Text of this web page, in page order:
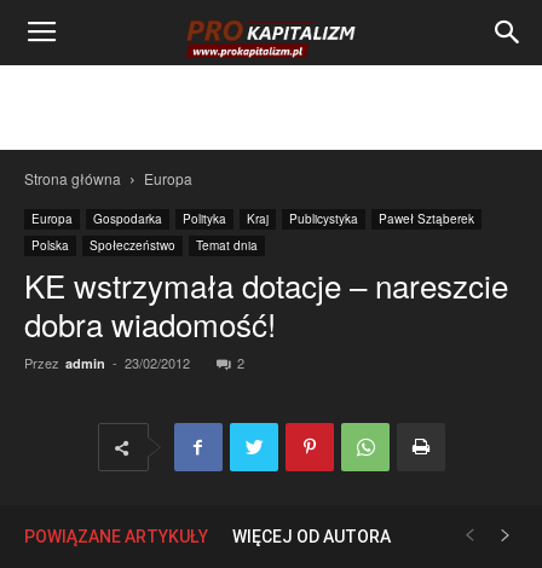
Strona główna Europa
Europa Gospodarka Polityka Kraj Publicystyka
Paweł Sztąberek
Polska
Społeczeństwo Temat dnia
KE wstrzymała dotacje – nareszcie
dobra wiadomość!
Przez admin - 23/02/2012 2
POWIĄZANE ARTYKUŁY WIĘCEJ OD AUTORA